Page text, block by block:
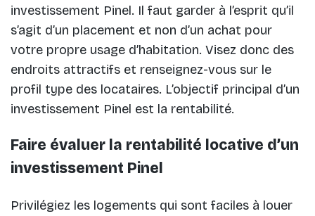
investissement Pinel. Il faut garder à l’esprit qu’il
s’agit d’un placement et non d’un achat pour
votre propre usage d’habitation. Visez donc des
endroits attractifs et renseignez-vous sur le
profil type des locataires. L’objectif principal d’un
investissement Pinel est la rentabilité.
Faire évaluer la rentabilité locative d’un
investissement Pinel
Privilégiez les logements qui sont faciles à louer